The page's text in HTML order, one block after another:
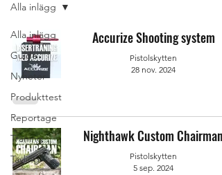
Alla inlägg
Guide
Nyheter
Produkttest
Reportage
Träning
Tävling
Alla inlägg
Accurize Shooting system
Pistolskytten
28 nov. 2024
Nighthawk Custom Chairman
Pistolskytten
5 sep. 2024